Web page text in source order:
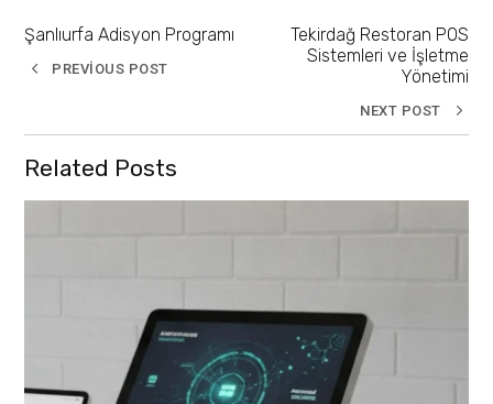
Şanlıurfa Adisyon Programı
PREVIOUS POST
Tekirdağ Restoran POS
Sistemleri ve İşletme
Yönetimi
NEXT POST
Related Posts